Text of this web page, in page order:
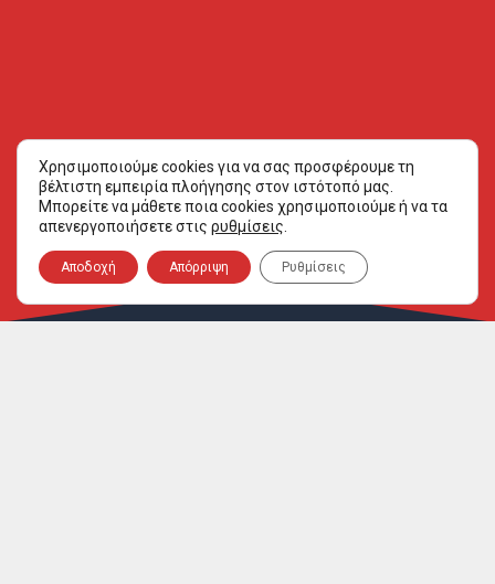
Χρησιμοποιούμε cookies για να σας προσφέρουμε τη
βέλτιστη εμπειρία πλοήγησης στον ιστότοπό μας.
Μπορείτε να μάθετε ποια cookies χρησιμοποιούμε ή να τα
απενεργοποιήσετε στις ρυθμίσεις
Αποδοχή Απόρριψη Ρυθμίσεις